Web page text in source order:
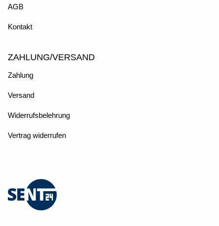
AGB
Kontakt
ZAHLUNG/VERSAND
Zahlung
Versand
Widerrufsbelehrung
Vertrag widerrufen